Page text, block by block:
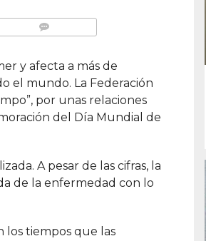
y afecta a más de
el mundo. La Federación
por unas relaciones
del Día Mundial de
A pesar de las cifras, la
de la enfermedad con lo
los tiempos que las